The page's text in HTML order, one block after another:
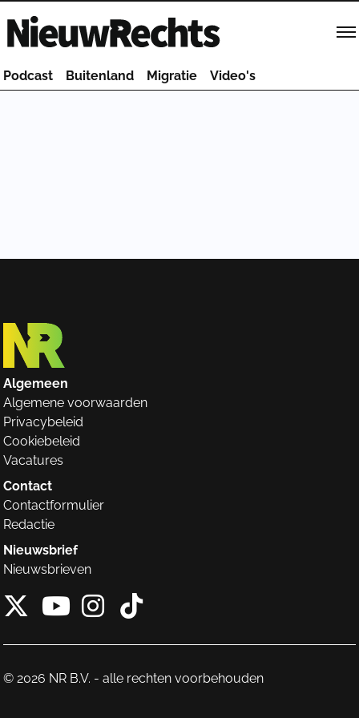
Homepage van NieuwRechts
Podcast Buitenland Migratie Video's
Algemeen
Algemene voorwaarden
Privacybeleid
Cookiebeleid
Vacatures
Contact
Contactformulier
Redactie
Nieuwsbrief
Nieuwsbrieven
X van NieuwRechts
Instagram van
Tiktok van
© 2026 NR B.V. - alle rechten voorbehouden